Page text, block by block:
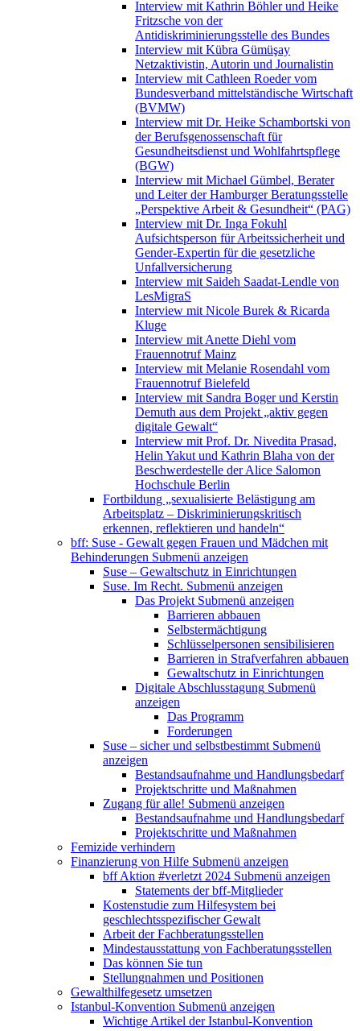
Interview mit Kathrin Böhler und Heike
Fritzsche von der
Antidiskriminierungsstelle des Bundes
Interview mit Kübra Gümüşay
Netzaktivistin, Autorin und Journalistin
Interview mit Cathleen Roeder vom
Bundesverband mittelständische Wirtschaft
(BVMW)
Interview mit Dr. Heike Schambortski von
der Berufsgenossenschaft für
Gesundheitsdienst und Wohlfahrtspflege
(BGW)
Interview mit Michael Gümbel, Berater
und Leiter der Hamburger Beratungsstelle
„Perspektive Arbeit & Gesundheit“ (PAG)
Interview mit Dr. Inga Fokuhl
Aufsichtsperson für Arbeitssicherheit und
Gender-Expertin für die gesetzliche
Unfallversicherung
Interview mit Saideh Saadat-Lendle von
LesMigraS
Interview mit Nicole Burek & Ricarda
Kluge
Interview mit Anette Diehl vom
Frauennotruf Mainz
Interview mit Melanie Rosendahl vom
Frauennotruf Bielefeld
Interview mit Sandra Boger und Kerstin
Demuth aus dem Projekt „aktiv gegen
digitale Gewalt“
Interview mit Prof. Dr. Nivedita Prasad,
Helin Yakut und Kathrin Blaha von der
Beschwerdestelle der Alice Salomon
Hochschule Berlin
Fortbildung „sexualisierte Belästigung am
Arbeitsplatz – Diskriminierungskritisch
erkennen, reflektieren und handeln“
bff: Suse - Gewalt gegen Frauen und Mädchen mit
Behinderungen Submenü anzeigen
Suse – Gewaltschutz in Einrichtungen
Suse. Im Recht. Submenü anzeigen
Das Projekt Submenü anzeigen
Barrieren abbauen
Selbstermächtigung
Schlüsselpersonen sensibilisieren
Barrieren in Strafverfahren abbauen
Gewaltschutz in Einrichtungen
Digitale Abschlusstagung Submenü
anzeigen
Das Programm
Forderungen
Suse – sicher und selbstbestimmt Submenü
anzeigen
Bestandsaufnahme und Handlungsbedarf
Projektschritte und Maßnahmen
Zugang für alle! Submenü anzeigen
Bestandsaufnahme und Handlungsbedarf
Projektschritte und Maßnahmen
Femizide verhindern
Finanzierung von Hilfe Submenü anzeigen
bff Aktion #verletzt 2024 Submenü anzeigen
Statements der bff-Mitglieder
Kostenstudie zum Hilfesystem bei
geschlechtsspezifischer Gewalt
Arbeit der Fachberatungsstellen
Mindestausstattung von Fachberatungsstellen
Das können Sie tun
Stellungnahmen und Positionen
Gewalthilfegesetz umsetzen
Istanbul-Konvention Submenü anzeigen
Wichtige Artikel der Istanbul-Konvention